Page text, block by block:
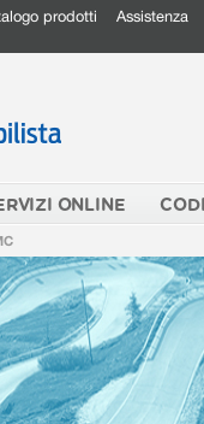
prodotti Assistenza
ONLINE